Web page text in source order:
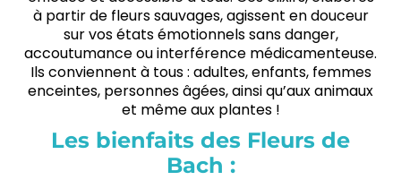
à partir de fleurs sauvages, agissent en douceur
sur vos états émotionnels sans danger,
accoutumance ou interférence médicamenteuse.
Ils conviennent à tous : adultes, enfants, femmes
enceintes, personnes âgées, ainsi qu’aux animaux
et même aux plantes !
Les bienfaits des Fleurs de
Bach :